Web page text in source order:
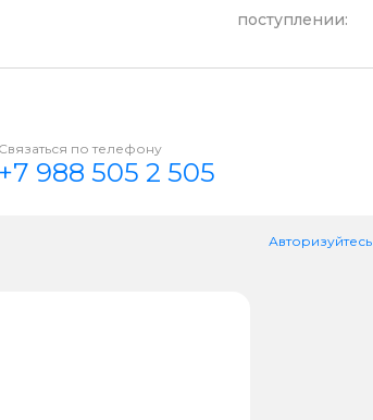
поступлении:
Связаться по телефону
+7 988 505 2 505
Авторизуйтесь